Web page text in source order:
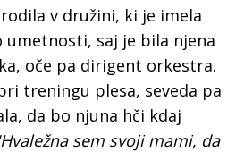
v družini, ki je imela
saj je bila njena
oče pa dirigent orkestra.
treningu plesa, seveda pa
da bo njuna hči kdaj
sem svoji mami, da